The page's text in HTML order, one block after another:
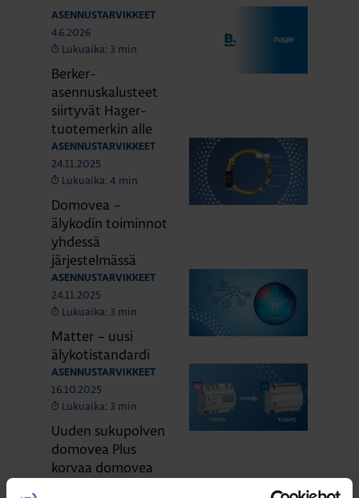
ASENNUSTARVIKKEET
4.6.2026
Lukuaika: 3 min
Berker-
asennuskalusteet
siirtyvät Hager-
tuotemerkin alle
ASENNUSTARVIKKEET
24.11.2025
Lukuaika: 4 min
Domovea –
älykodin toiminnot
yhdessä
järjestelmässä
ASENNUSTARVIKKEET
24.11.2025
Lukuaika: 3 min
Matter – uusi
älykotistandardi
ASENNUSTARVIKKEET
16.10.2025
Lukuaika: 3 min
Uuden sukupolven
domovea Plus
korvaa domovea